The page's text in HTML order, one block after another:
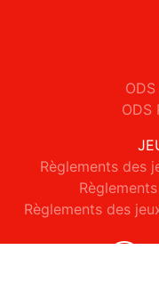
ODS
Règlements des
Règlements des